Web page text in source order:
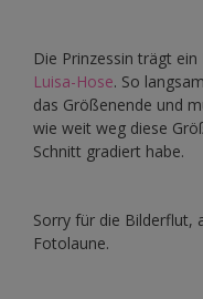
Die Prinzessin trägt
Luisa-Hose. So
das Größenende und
wie weit weg diese
Schnitt gradiert habe.
Sorry für die Bilderflut,
Fotolaune.